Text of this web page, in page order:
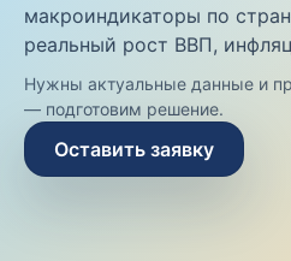
макроиндикаторы по
реальный рост ВВП,
Нужны актуальные данные и
— подготовим решение.
Оставить заявку